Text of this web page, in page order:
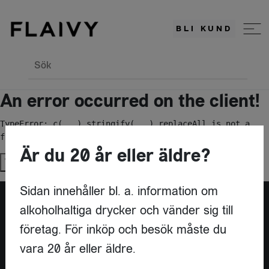
BLI KUND
Sök
An error occurred on the client!
TypeError: c(...).stringify(...).replaceAll is not a
function
Try again
Är du leverantör?
Är du 20 år eller äldre?
Sidan innehåller bl. a. information om
alkoholhaltiga drycker och vänder sig till
företag. För inköp och besök måste du
vara 20 år eller äldre.